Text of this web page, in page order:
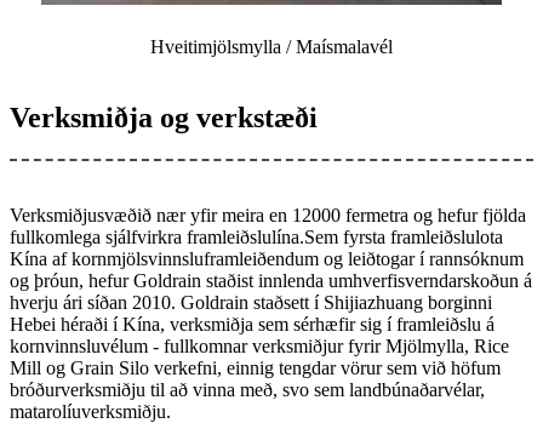
Hveitimjölsmylla / Maísmalavél
Verksmiðja og verkstæði
Verksmiðjusvæðið nær yfir meira en 12000 fermetra og hefur fjölda
fullkomlega sjálfvirkra framleiðslulína.Sem fyrsta framleiðslulota
Kína af kornmjölsvinnsluframleiðendum og leiðtogar í rannsóknum
og þróun, hefur Goldrain staðist innlenda umhverfisverndarskoðun á
hverju ári síðan 2010. Goldrain staðsett í Shijiazhuang borginni
Hebei héraði í Kína, verksmiðja sem sérhæfir sig í framleiðslu á
kornvinnsluvélum - fullkomnar verksmiðjur fyrir Mjölmylla, Rice
Mill og Grain Silo verkefni, einnig tengdar vörur sem við höfum
bróðurverksmiðju til að vinna með, svo sem landbúnaðarvélar,
matarolíuverksmiðju.